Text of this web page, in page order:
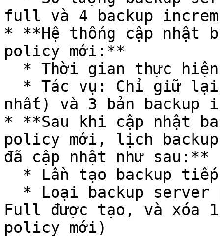
full và 4 backup
* **Hệ thống cập nhật
policy mới:**
nhất) và 3 bản backup
* **Sau khi cập nhật
policy mới, lịch
đã cập nhật như sau:**
Full được tạo, và xóa